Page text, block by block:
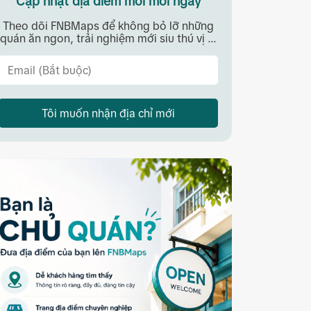
Theo dõi FNBMaps để không bỏ lỡ những
quán ăn ngon, trải nghiệm mới siu thú vị ...
Tôi muốn nhận địa chỉ mới